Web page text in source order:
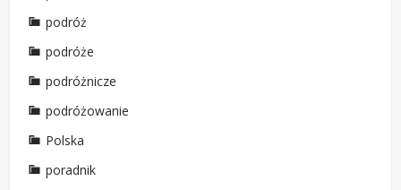
podróż
podróże
podróżnicze
podróżowanie
Polska
poradnik